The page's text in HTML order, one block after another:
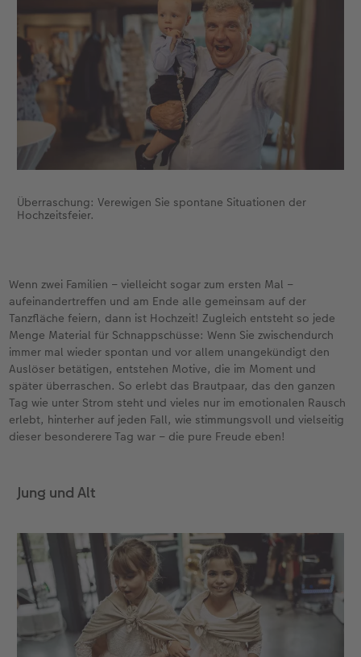
Überraschung: Verewigen Sie spontane Situationen der
Hochzeitsfeier.
Wenn zwei Familien – vielleicht sogar zum ersten Mal –
aufeinandertreffen und am Ende alle gemeinsam auf der
Tanzfläche feiern, dann ist Hochzeit! Zugleich entsteht so jede
Menge Material für Schnappschüsse: Wenn Sie zwischendurch
immer mal wieder spontan und vor allem unangekündigt den
Auslöser betätigen, entstehen Motive, die im Moment und
später überraschen. So erlebt das Brautpaar, das den ganzen
Tag wie unter Strom steht und vieles nur im emotionalen Rausch
erlebt, hinterher auf jeden Fall, wie stimmungsvoll und vielseitig
dieser besonderere Tag war – die pure Freude eben!
Jung und Alt